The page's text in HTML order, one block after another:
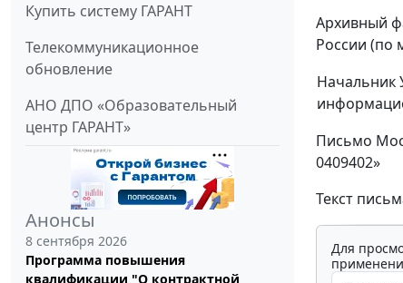
Купить систему ГАРАНТ
Телекоммуникационное
обновление
АНО ДПО «Образовательный
центр ГАРАНТ»
Анонсы
8 сентября 2026
Программа повышения
квалификации "О контрактной
Архивный
России (по
Начальник
Письмо
0409402»
Текст
Для